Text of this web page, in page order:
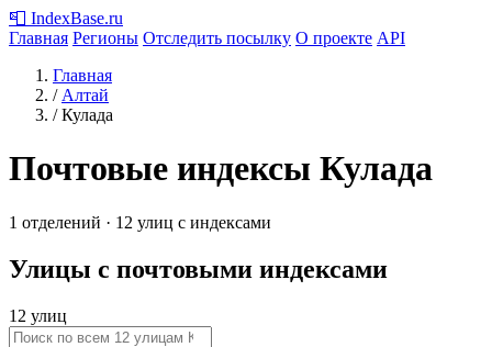
📮 IndexBase.ru
Главная Регионы Отследить посылку О проекте API
Главная
/ Алтай
/ Кулада
Почтовые индексы Кулада
1 отделений · 12 улиц с индексами
Улицы с почтовыми индексами
12 улиц